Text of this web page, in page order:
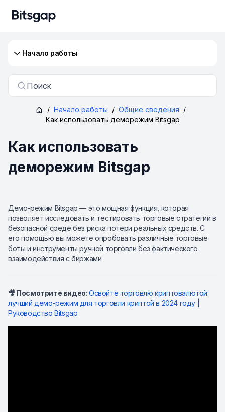
Начало работы
Поиск
/ Начало работы / Общие сведения /
Как использовать деморежим Bitsgap
Как использовать
деморежим Bitsgap
Демо-режим Bitsgap — это мощная функция, которая
позволяет исследовать и тестировать торговые стратегии в
безопасной среде без риска потери реальных средств. С
его помощью вы можете опробовать различные торговые
боты и инструменты ручной торговли без фактического
взаимодействия с биржами.
🎥 Посмотрите видео:Освойте торговлю криптовалютой:
лучший демо-режим для торговли криптой в 2024 году |
Руководство Bitsgap